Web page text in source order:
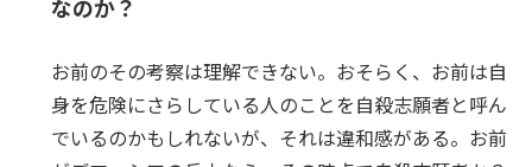
なのか？
お前のその考察は理解できない。おそらく、お前は自
身を危険にさらしている人のことを自殺志願者と呼ん
でいるのかもしれないが、それは違和感がある。お前